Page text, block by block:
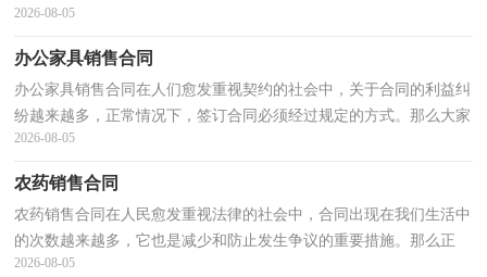
作。那么制定合同书有什么需要注意的呢？下面是小编...
2026-08-05
办公家具销售合同
办公家具销售合同在人们愈发重视契约的社会中，关于合同的利益纠
纷越来越多，正常情况下，签订合同必须经过规定的方式。那么大家
知道合同的格式吗？以下是小编帮大家整理的办公家具...
2026-08-05
农药销售合同
农药销售合同在人民愈发重视法律的社会中，合同出现在我们生活中
的次数越来越多，它也是减少和防止发生争议的重要措施。那么正
式、规范的合同是什么样的呢？下面是小编为大家收集...
2026-08-05